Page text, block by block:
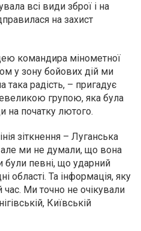
всі види зброї і на
на захист
командира мінометної
у зону бойових дій ми
радість, – пригадує
групою, яка була
на початку лютого.
зіткнення – Луганська
але ми не думали, що вона
були певні, що ударний
області. Та інформація, яку
Ми точно не очікували
Київській